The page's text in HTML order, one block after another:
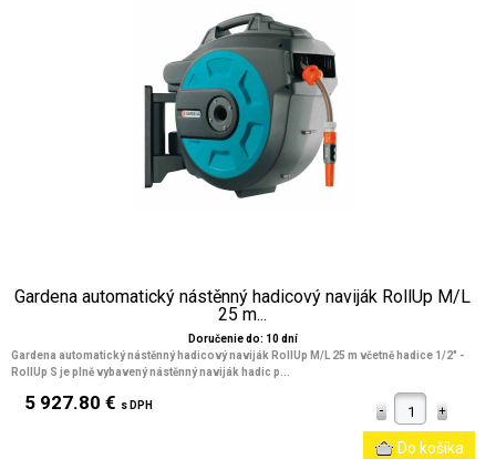
Gardena automatický nástěnný hadicový naviják RollUp M/L
25 m...
Doručenie do: 10 dní
Gardena automatický nástěnný hadicový naviják RollUp M/L 25 m včetně hadice 1/2" -
RollUp S je plně vybavený nástěnný naviják hadic p...
5 927.80 € s DPH